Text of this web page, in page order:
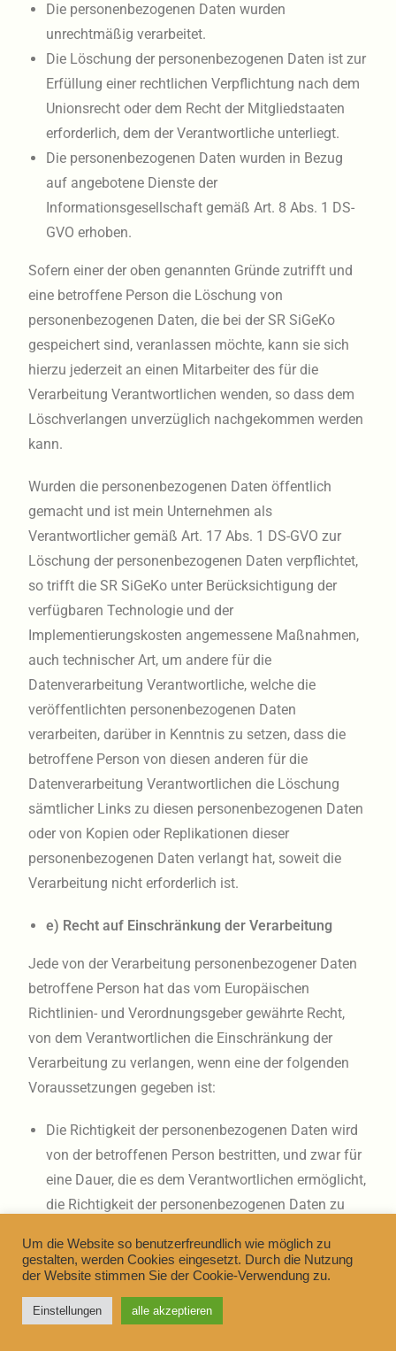
Die personenbezogenen Daten wurden
unrechtmäßig verarbeitet.
Die Löschung der personenbezogenen Daten ist zur
Erfüllung einer rechtlichen Verpflichtung nach dem
Unionsrecht oder dem Recht der Mitgliedstaaten
erforderlich, dem der Verantwortliche unterliegt.
Die personenbezogenen Daten wurden in Bezug
auf angebotene Dienste der
Informationsgesellschaft gemäß Art. 8 Abs. 1 DS-
GVO erhoben.
Sofern einer der oben genannten Gründe zutrifft und
eine betroffene Person die Löschung von
personenbezogenen Daten, die bei der SR SiGeKo
gespeichert sind, veranlassen möchte, kann sie sich
hierzu jederzeit an einen Mitarbeiter des für die
Verarbeitung Verantwortlichen wenden, so dass dem
Löschverlangen unverzüglich nachgekommen werden
kann.
Wurden die personenbezogenen Daten öffentlich
gemacht und ist mein Unternehmen als
Verantwortlicher gemäß Art. 17 Abs. 1 DS-GVO zur
Löschung der personenbezogenen Daten verpflichtet,
so trifft die SR SiGeKo unter Berücksichtigung der
verfügbaren Technologie und der
Implementierungskosten angemessene Maßnahmen,
auch technischer Art, um andere für die
Datenverarbeitung Verantwortliche, welche die
veröffentlichten personenbezogenen Daten
verarbeiten, darüber in Kenntnis zu setzen, dass die
betroffene Person von diesen anderen für die
Datenverarbeitung Verantwortlichen die Löschung
sämtlicher Links zu diesen personenbezogenen Daten
oder von Kopien oder Replikationen dieser
personenbezogenen Daten verlangt hat, soweit die
Verarbeitung nicht erforderlich ist.
e) Recht auf Einschränkung der Verarbeitung
Jede von der Verarbeitung personenbezogener Daten
betroffene Person hat das vom Europäischen
Richtlinien- und Verordnungsgeber gewährte Recht,
von dem Verantwortlichen die Einschränkung der
Verarbeitung zu verlangen, wenn eine der folgenden
Voraussetzungen gegeben ist:
Die Richtigkeit der personenbezogenen Daten wird
von der betroffenen Person bestritten, und zwar für
eine Dauer, die es dem Verantwortlichen ermöglicht,
die Richtigkeit der personenbezogenen Daten zu
Die Verarbeitung ist unrechtmäßig, die betroffene
Person lehnt die Löschung der personenbezogenen
Daten ab und verlangt stattdessen die
Einschränkung der Nutzung der
Um die Website so benutzerfreundlich wie möglich zu
gestalten, werden Cookies eingesetzt. Durch die Nutzung
der Website stimmen Sie der Cookie-Verwendung zu.
Einstellungen alle akzeptieren